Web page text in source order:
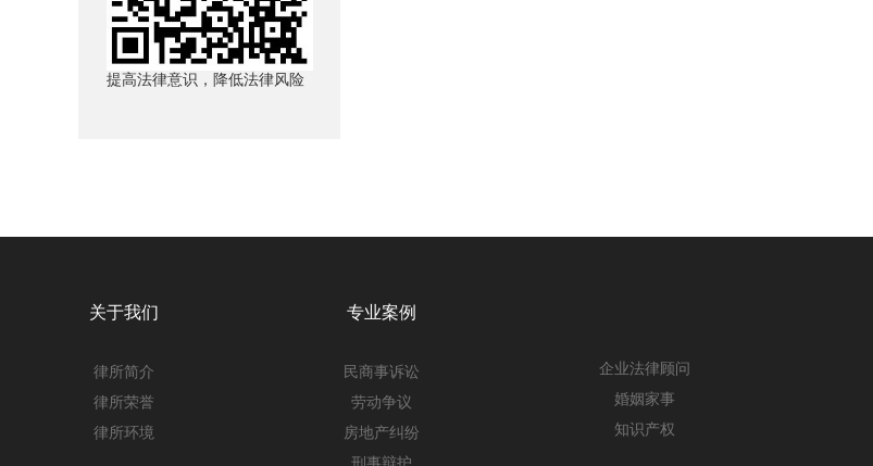
提高法律意识，降低法律风险
关于我们
律所简介
律所荣誉
律所环境
专业案例
民商事诉讼
劳动争议
房地产纠纷
企业法律顾问
婚姻家事
知识产权